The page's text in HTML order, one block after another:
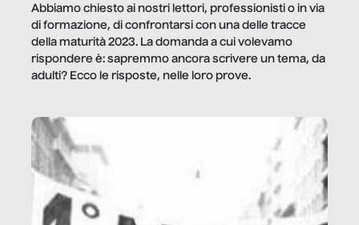
Abbiamo chiesto ai nostri lettori, professionisti o in via
di formazione, di confrontarsi con una delle tracce
della maturità 2023. La domanda a cui volevamo
rispondere è: sapremmo ancora scrivere un tema, da
adulti? Ecco le risposte, nelle loro prove.